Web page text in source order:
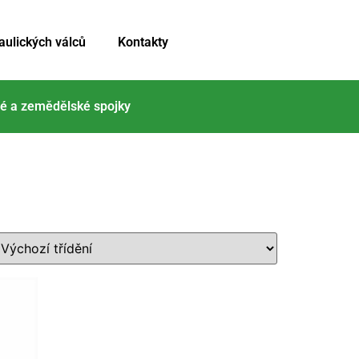
válců Kontakty
a zemědělské spojky